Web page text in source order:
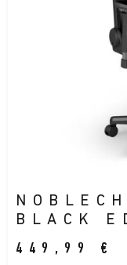
BLACK
449,99 €